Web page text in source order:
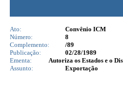
Ato:
Convênio ICM
Número:
8
Complemento:
/89
Publicação:
02/28/1989
Ementa:
Autoriza os Estados e o
Assunto:
Exportação